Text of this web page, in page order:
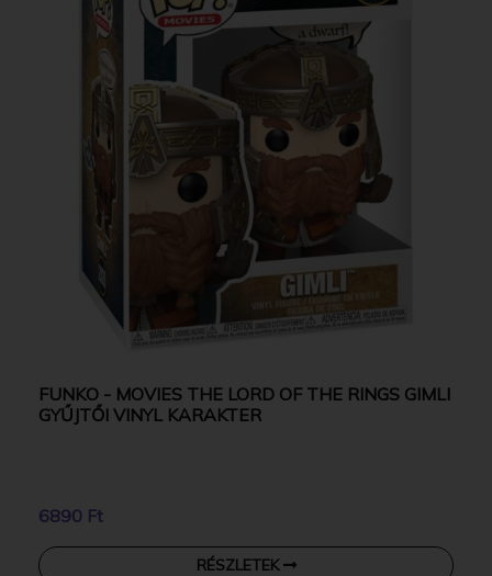
FUNKO - MOVIES THE LORD OF THE RINGS GIMLI
GYŰJTŐI VINYL KARAKTER
6890 Ft
RÉSZLETEK